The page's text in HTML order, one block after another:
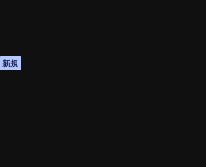
新規